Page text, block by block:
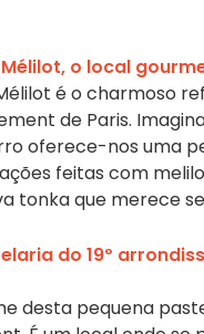
Mélilot, o local
é o charmoso
de Paris.
oferece-nos uma
feitas com
tonka que merece
do 19º
desta pequena